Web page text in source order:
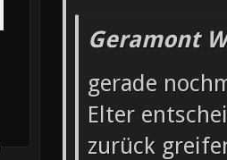
Geramont
gerade
Elter
zurück